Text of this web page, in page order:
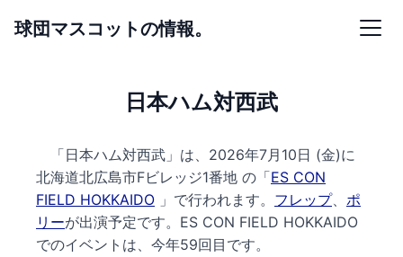
球団マスコットの情報。
日本ハム対西武
「日本ハム対西武」は、2026年7月10日 (金)に
北海道北広島市Fビレッジ1番地 の 「ES CON
FIELD HOKKAIDO 」で行われます。 フレップ、 ポ
リーが出演予定です。 ES CON FIELD HOKKAIDO
でのイベントは、今年59回目です。